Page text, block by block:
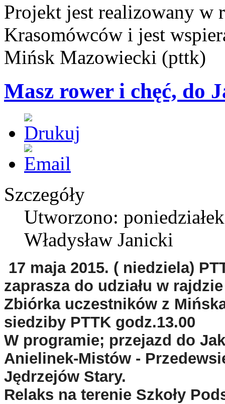
Projekt jest realizowany w
Krasomówców i jest
Mińsk Mazowiecki (pttk)
Masz rower i chęć, do
Szczegóły
Utworzono:
Władysław Janicki
17 maja 2015. ( niedziela)
zaprasza do udziału w
Zbiórka uczestników z
siedziby PTTK godz.13.00
W programie; przejazd do
Anielinek-Mistów -
Jędrzejów Stary.
Relaks na terenie Szkoły